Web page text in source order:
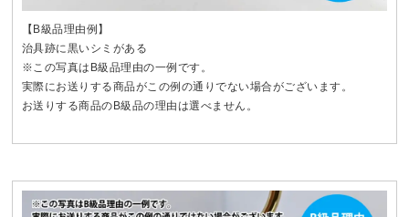
【B級品理由例】
治具跡に黒いシミがある
※この写真はB級品理由の一例です。
実際にお送りする商品がこの例の通りでない場合がございます。
お送りする商品のB級品の理由は選べません。